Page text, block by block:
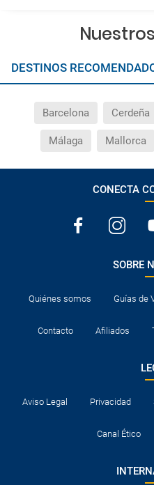
DESTINOS
Barcelona Cerdeña
Málaga Mallorca
CONECTA
SOBRE
Quiénes somos Guías de
Contacto Afiliados
Aviso Legal Privacidad
Canal Ético